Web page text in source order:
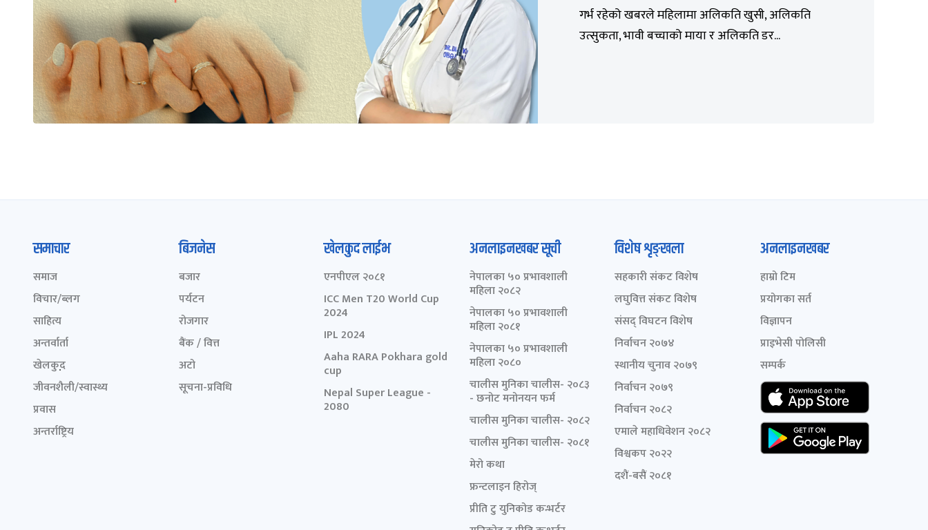
गर्भ रहेको खबरले महिलामा अलिकति खुसी, अलिकति
उत्सुकता, भावी बच्चाको माया र अलिकति डर...
समाचार
समाज
विचार/ब्लग
साहित्य
अन्तर्वार्ता
खेलकुद़़
जीवनशैली/स्वास्थ्य
प्रवास
अन्तर्राष्ट्रिय
बिजनेस
बजार
पर्यटन
रोजगार
बैंक / वित्त
अटो
सूचना-प्रविधि
खेलकुद लाईभ
एनपीएल २०८१
ICC Men T20 World Cup
2024
IPL 2024
Aaha RARA Pokhara gold
cup
Nepal Super League -
2080
अनलाइनखबर सूची
नेपालका ५० प्रभावशाली
महिला २०८२
नेपालका ५० प्रभावशाली
महिला २०८१
नेपालका ५० प्रभावशाली
महिला २०८०
चालीस मुनिका चालीस- २०८३
- छनोट मनोनयन फर्म
चालीस मुनिका चालीस- २०८२
चालीस मुनिका चालीस- २०८१
मेरो कथा
फ्रन्टलाइन हिरोज्
प्रीति टु युनिकोड कन्भर्टर
विशेष शृङ्खला
सहकारी संकट विशेष
लघुवित्त संकट विशेष
संसद् विघटन विशेष
निर्वाचन २०७४
स्थानीय चुनाव २०७९
निर्वाचन २०७९
निर्वाचन २०८२
एमाले महाधिवेशन २०८२
विश्वकप २०२२
दशैं-बसैं २०८१
अनलाइनखबर
हाम्रो टिम
प्रयोगका सर्त
विज्ञापन
प्राइभेसी पोलिसी
सम्पर्क